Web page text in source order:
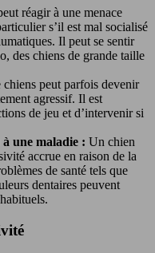
réagir à une menace
s’il est mal socialisé
Il peut se sentir
des chiens de grande taille
chiens peut parfois devenir
agressif. Il est
de jeu et d’intervenir si
une maladie : Un chien
accrue en raison de la
de santé tels que
dentaires peuvent